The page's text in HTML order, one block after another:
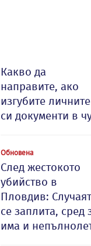
Какво да
направите, ако
изгубите личните
си документи в
Обновена
След жестокото
убийство в
Пловдив: Случаят
се заплита, сред
има и